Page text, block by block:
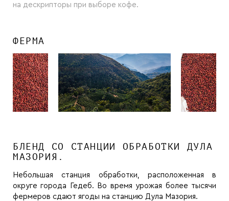
на дескрипторы при выборе кофе.
ФЕРМА
БЛЕНД СО СТАНЦИИ ОБРАБОТКИ ДУЛА
МАЗОРИЯ.
Небольшая станция обработки, расположенная в
округе города Гедеб. Во время урожая более тысячи
фермеров сдают ягоды на станцию Дула Мазория.